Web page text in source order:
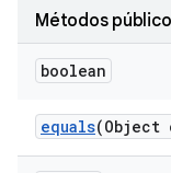
Métodos
boolean
equals(Object